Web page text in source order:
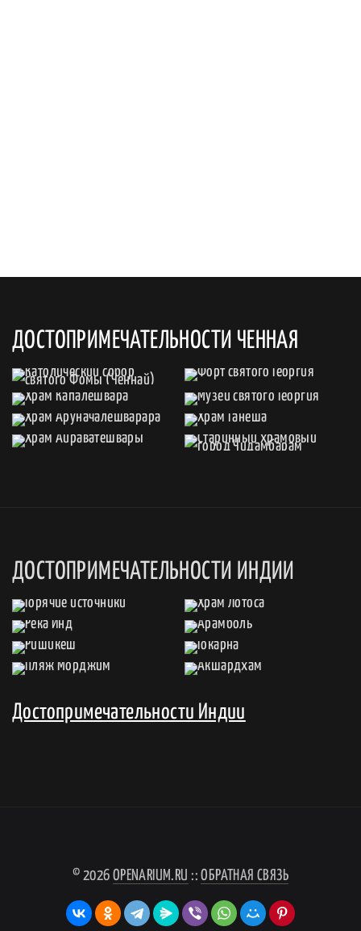
ДОСТОПРИМЕЧАТЕЛЬНОСТИ ЧЕННАЯ
ДОСТОПРИМЕЧАТЕЛЬНОСТИ ИНДИИ
Достопримечательности Индии
© 2026 OPENARIUM.RU ::ОБРАТНАЯ СВЯЗЬ